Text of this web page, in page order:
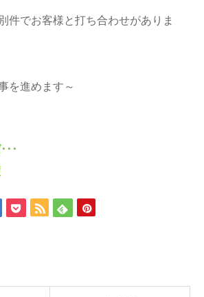
件でお客様と打ち合わせがありま
を進めます～
･･